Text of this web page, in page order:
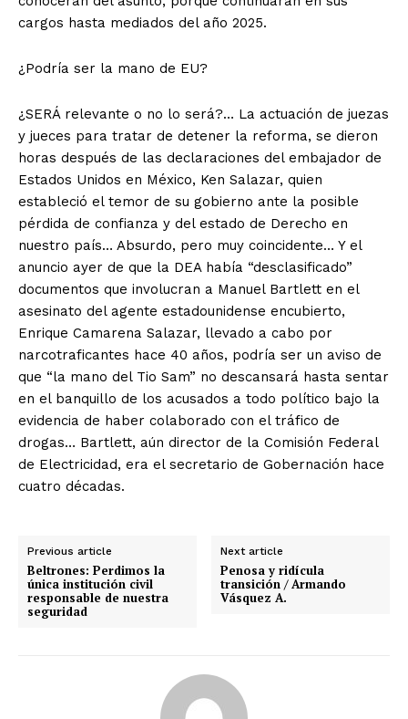
cargos hasta mediados del año 2025.
¿Podría ser la mano de EU?
¿SERÁ relevante o no lo será?… La actuación de juezas
y jueces para tratar de detener la reforma, se dieron
horas después de las declaraciones del embajador de
Estados Unidos en México, Ken Salazar, quien
estableció el temor de su gobierno ante la posible
pérdida de confianza y del estado de Derecho en
nuestro país… Absurdo, pero muy coincidente… Y el
anuncio ayer de que la DEA había “desclasificado”
documentos que involucran a Manuel Bartlett en el
asesinato del agente estadounidense encubierto,
Enrique Camarena Salazar, llevado a cabo por
narcotraficantes hace 40 años, podría ser un aviso de
que “la mano del Tio Sam” no descansará hasta sentar
en el banquillo de los acusados a todo político bajo la
evidencia de haber colaborado con el tráfico de
drogas… Bartlett, aún director de la Comisión Federal
de Electricidad, era el secretario de Gobernación hace
cuatro décadas.
Previous article
Beltrones: Perdimos la
única institución civil
responsable de nuestra
seguridad
Next article
Penosa y ridícula
transición / Armando
Vásquez A.